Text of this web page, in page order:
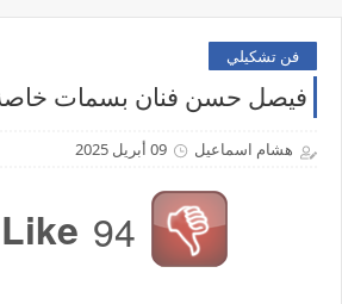
فن تشكيلي
فيصل حسن فنان بسمات
هشام اسماعيل 09 أبريل 2025
Like 94